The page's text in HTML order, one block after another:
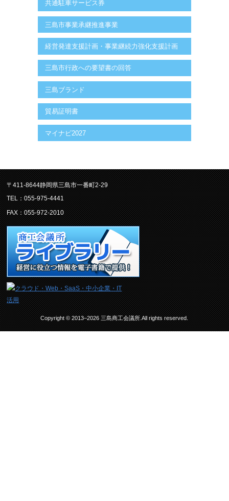
共通駐車サービス券
三島市事業承継推進事業
経営発達支援計画・事業継続力強化支援計画
三島市行政への要望書の回答
三島ブランド
貿易証明書
マイナビ2027
〒411-8644静岡県三島市一番町2-29
TEL：055-975-4441
FAX：055-972-2010
Copyright © 2013–2026 三島商工会議所.All rights reserved.